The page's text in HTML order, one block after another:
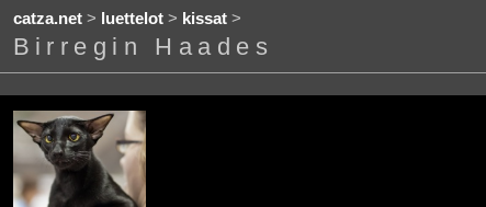
catza.net> luettelot> kissat>
Birregin Haades